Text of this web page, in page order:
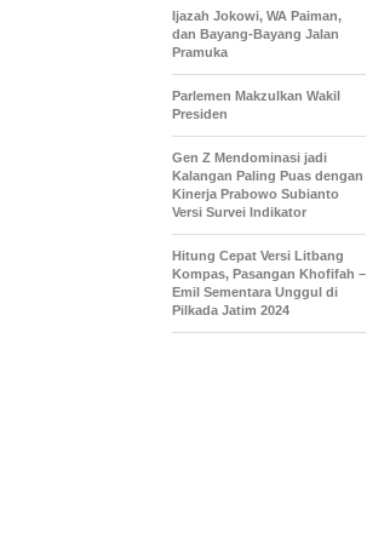
Ijazah Jokowi, WA Paiman,
dan Bayang-Bayang Jalan
Pramuka
Parlemen Makzulkan Wakil
Presiden
Gen Z Mendominasi jadi
Kalangan Paling Puas dengan
Kinerja Prabowo Subianto
Versi Survei Indikator
Hitung Cepat Versi Litbang
Kompas, Pasangan Khofifah –
Emil Sementara Unggul di
Pilkada Jatim 2024